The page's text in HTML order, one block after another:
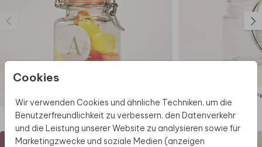
Cookies
Wir verwenden Cookies und ähnliche Techniken, um die
Benutzerfreundlichkeit zu verbessern, den Datenverkehr
und die Leistung unserer Website zu analysieren sowie für
Marketingzwecke und soziale Medien (anzeigen
Diese Produkte könnten dir auch gefallen